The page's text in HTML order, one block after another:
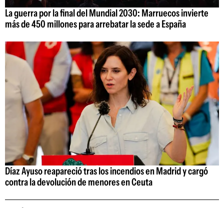
La guerra por la final del Mundial 2030: Marruecos invierte
más de 450 millones para arrebatar la sede a España
Díaz Ayuso reapareció tras los incendios en Madrid y cargó
contra la devolución de menores en Ceuta